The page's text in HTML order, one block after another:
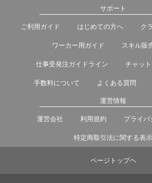
サポート
ご利用ガイド はじめての方へ ク
ワーカー用ガイド スキル販
仕事受発注ガイドライン チャッ
手数料について よくある質問
運営情報
運営会社 利用規約 プライバ
特定商取引法に関する表示
ページトップヘ